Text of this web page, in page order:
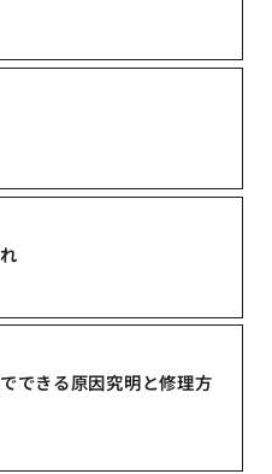
できる原因究明と修理方